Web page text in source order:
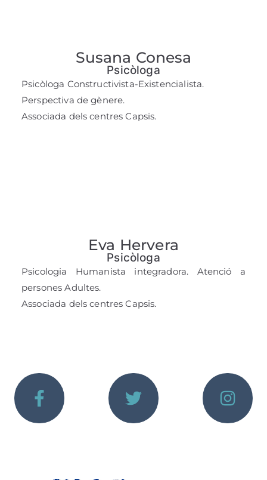
Susana Conesa
Psicòloga
Psicòloga Constructivista-Existencialista.
Perspectiva de gènere.
Associada dels centres Capsis.
Eva Hervera
Psicòloga
Psicologia Humanista integradora. Atenció a
persones Adultes.
Associada dels centres Capsis.